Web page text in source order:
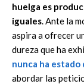
huelga es
iguales. Ante la
aspira a ofrecer
dureza que ha
nunca ha estado
abordar las